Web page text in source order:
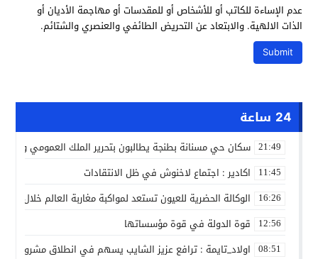
عدم الإساءة للكاتب أو للأشخاص أو للمقدسات أو مهاجمة الأديان أو
الذات الالهية. والابتعاد عن التحريض الطائفي والعنصري والشتائم.
24 ساعة
21:49 سكان حي مسنانة بطنجة يطالبون بتحرير الملك العمومي
11:45 اكادير : اجتماع لاخنوش في ظل الانتقادات
16:26 الوكالة الحضرية للعيون تستعد لمواكبة مغاربة العالم خلال
12:56 قوة الدولة في قوة مؤسساتها
08:51 اولاد_تايمة : ترافع عزيز الشايب يسهم في انطلاق مشروع